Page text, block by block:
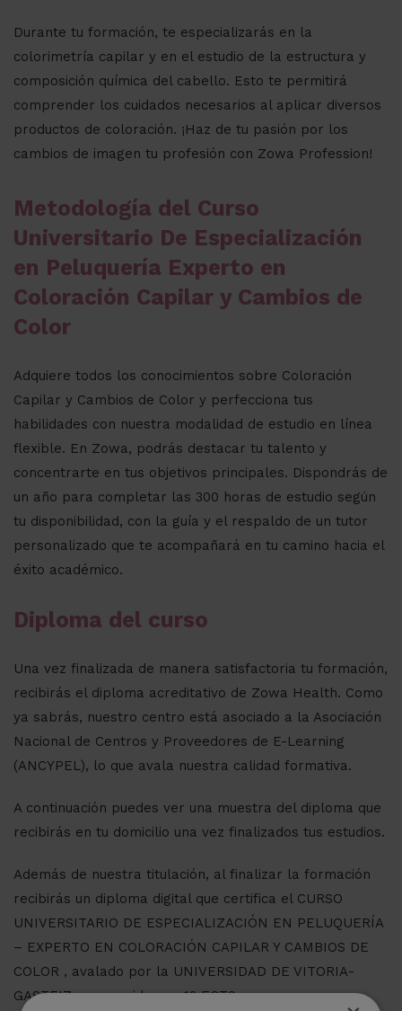
Durante tu formación, te especializarás en la
colorimetría capilar y en el estudio de la estructura y
composición química del cabello. Esto te permitirá
comprender los cuidados necesarios al aplicar diversos
productos de coloración. ¡Haz de tu pasión por los
cambios de imagen tu profesión con Zowa Profession!
Metodología del Curso
Universitario De Especialización
en Peluquería Experto en
Coloración Capilar y Cambios de
Color
Adquiere todos los conocimientos sobre Coloración
Capilar y Cambios de Color y perfecciona tus
habilidades con nuestra modalidad de estudio en línea
flexible. En Zowa, podrás destacar tu talento y
concentrarte en tus objetivos principales. Dispondrás de
un año para completar las 300 horas de estudio según
tu disponibilidad, con la guía y el respaldo de un tutor
personalizado que te acompañará en tu camino hacia el
éxito académico.
Diploma del curso
Una vez finalizada de manera satisfactoria tu formación,
recibirás el diploma acreditativo de Zowa Health. Como
ya sabrás, nuestro centro está asociado a la Asociación
Nacional de Centros y Proveedores de E-Learning
(ANCYPEL), lo que avala nuestra calidad formativa.
A continuación puedes ver una muestra del diploma que
recibirás en tu domicilio una vez finalizados tus estudios.
Además de nuestra titulación, al finalizar la formación
recibirás un diploma digital que certifica el CURSO
UNIVERSITARIO DE ESPECIALIZACIÓN EN PELUQUERÍA
– EXPERTO EN COLORACIÓN CAPILAR Y CAMBIOS DE
COLOR , avalado por la UNIVERSIDAD DE VITORIA-
GASTEIZ, reconocido con 12 ECTS.